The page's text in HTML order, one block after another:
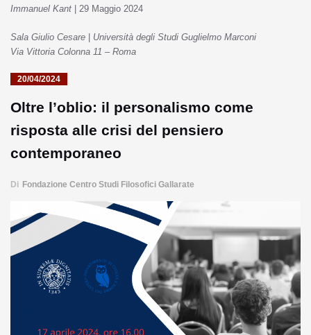
Immanuel Kant | 29 Maggio 2024
Sala Giulio Cesare | Università degli Studi Guglielmo Marconi
Via Vittoria Colonna 11 – Roma
20/04/2024
Oltre l’oblio: il personalismo come
risposta alle crisi del pensiero
contemporaneo
Di Fondazione Centro Studi Filosofici Gallarate